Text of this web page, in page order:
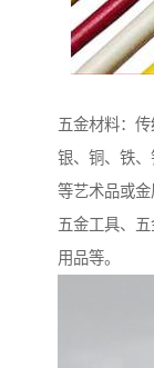
五金材料：传
银、铜、铁
等艺术品或
五金工具、
用品等。